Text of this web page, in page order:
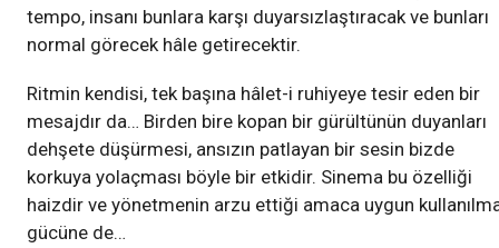
tempo, insanı bunlara karşı duyarsızlaştıracak ve bunları
normal görecek hâle getirecektir.
Ritmin kendisi, tek başına hâlet-i ruhiyeye tesir eden bir
mesajdır da… Birden bire kopan bir gürültünün duyanları
dehşete düşürmesi, ansızın patlayan bir sesin bizde
korkuya yolaçması böyle bir etkidir. Sinema bu özelliği
haizdir ve yönetmenin arzu ettiği amaca uygun
gücüne de…